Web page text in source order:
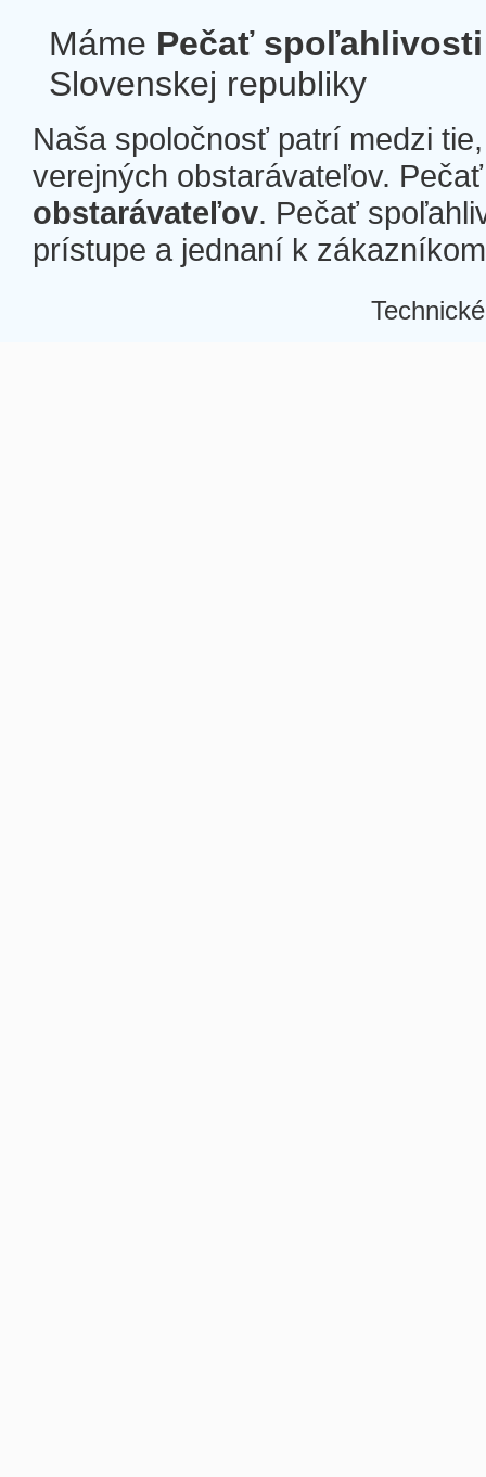
Máme Pečať spoľahlivosti
Slovenskej republiky
Naša spoločnosť patrí medzi
verejných obstarávateľov.
obstarávateľov. Pečať
prístupe a jednaní k